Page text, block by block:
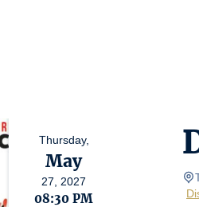
Thursday,
May
27, 2027
08:30 PM